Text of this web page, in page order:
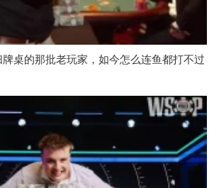
牌桌的那批老玩家，如今怎么连鱼都打不过